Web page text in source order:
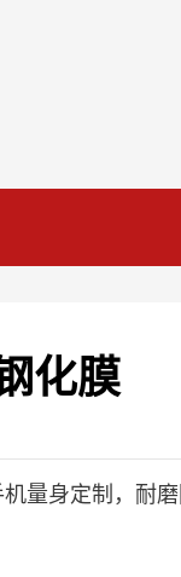
化膜
量身定制，耐磨